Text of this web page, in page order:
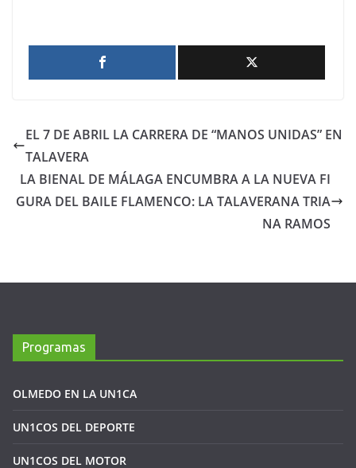
EL 7 DE ABRIL LA CARRERA DE “MANOS UNIDAS” EN
TALAVERA
LA BIENAL DE MÁLAGA ENCUMBRA A LA NUEVA FI
GURA DEL BAILE FLAMENCO: LA TALAVERANA TRIA
NA RAMOS
Programas
OLMEDO EN LA UN1CA
UN1COS DEL DEPORTE
UN1COS DEL MOTOR